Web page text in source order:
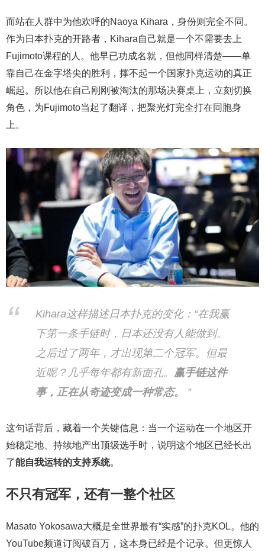
而站在人群中为他欢呼的Naoya Kihara，身份则完全不同。
作为日本扑克的开路者，Kihara自己就是一个不需要去上
Fujimoto课程的人。他早已功成名就，但他同样清楚——单
靠自己在金字塔尖的胜利，撑不起一个国家扑克运动的真正
崛起。所以他在自己刚刚被淘汰的那场决赛桌上，立刻切换
角色，为Fujimoto当起了翻译，把聚光灯完全打在同胞身
上。
Kihara这样描述日本扑克的变化：“在我赢
下第一条手链时，日本还没有人能做到。
之后过了两年，才出现第二个冠军。但最
近呢？几乎每年都有新面孔。 赢手链这件
事，正在从奇迹变成一种常态。
”
这句话背后，藏着一个关键信息：当一个运动在一个地区开
始稳定地、持续地产出顶级选手时，说明这个地区已经长出
了能自我运转的支持系统。
不只有冠军，还有一整个社区
Masato Yokosawa大概是全世界最有“实感”的扑克KOL。他的
YouTube频道订阅破百万，这本身已经是个记录。但更惊人